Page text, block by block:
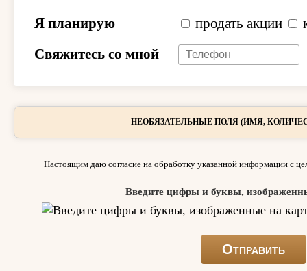
Я планирую продать акции
Свяжитесь со мной
НЕОБЯЗАТЕЛЬНЫЕ ПОЛЯ (ИМЯ,
Настоящим даю согласие на обработку указанной информации с
Введите цифры и буквы,